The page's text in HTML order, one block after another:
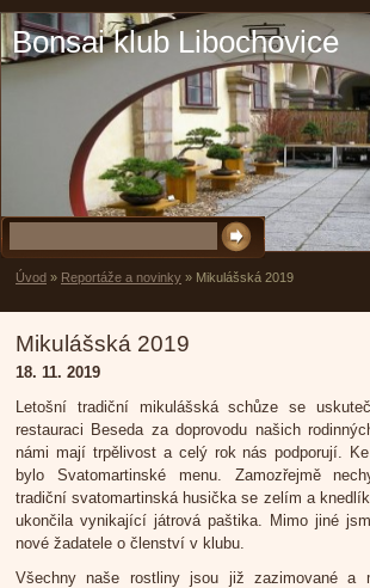
Bonsai klub Libochovice
Úvod » Reportáže a novinky » Mikulášská 2019
Mikulášská 2019
18. 11. 2019
Letošní tradiční mikulášská schůze se
restauraci Beseda za doprovodu našich
námi mají trpělivost a celý rok nás podporují.
bylo Svatomartinské menu. Zamozřejmě
tradiční svatomartinská husička se zelím a
ukončila vynikající játrová paštika. Mimo jiné
nové žadatele o členství v klubu.
Všechny naše rostliny jsou již zazimované a